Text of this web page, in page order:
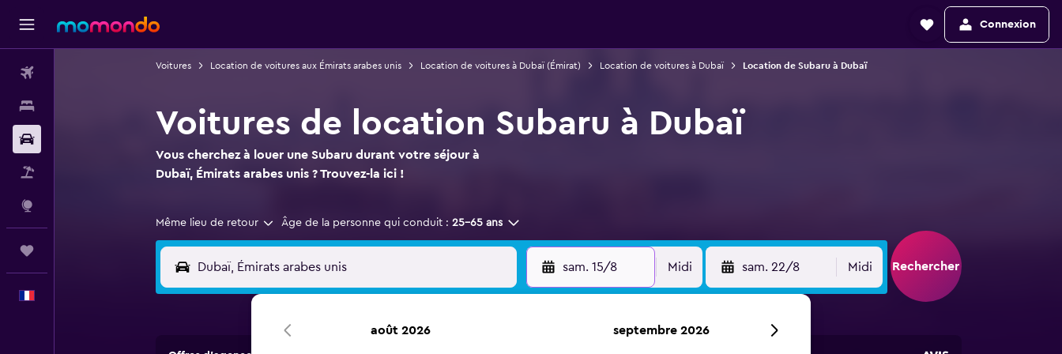
Connexion
Voitures Location de voitures aux Émirats arabes unis Location de voitures à Dubaï (Émirat) Location de voitures à Dubaï Location de Subaru à Dubaï
Voitures de location Subaru à Dubaï
Vous cherchez à louer une Subaru durant votre séjour à
Dubaï, Émirats arabes unis ? Trouvez-la ici !
Même lieu de retour Âge de la personne qui conduit : 25-65 ans
sam. 15/8 Midi sam. 22/8 Midi Rechercher
août 2026 septembre 2026